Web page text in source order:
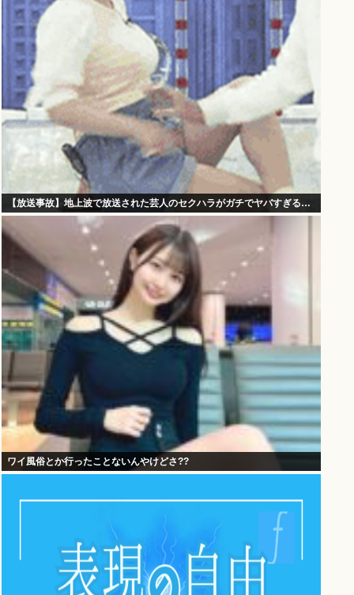
【放送事故】地上波で放送された芸人のセクハラがガチでヤバすぎる…
ワイ風俗とか行ったことないんやけどさ??